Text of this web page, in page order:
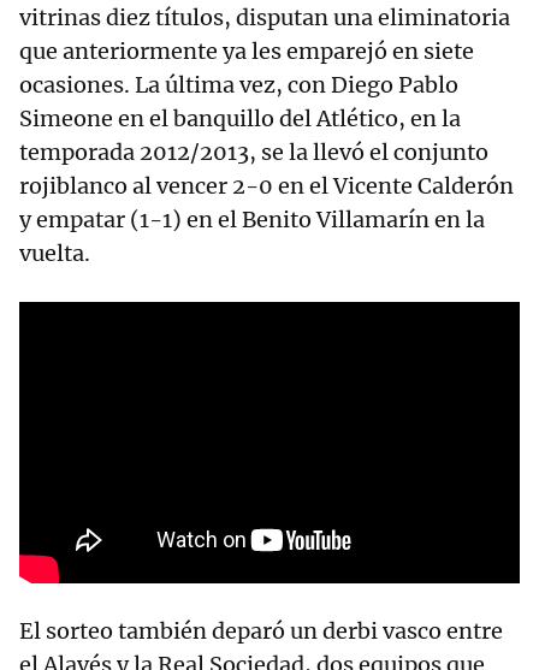
vitrinas diez títulos, disputan una eliminatoria
que anteriormente ya les emparejó en siete
ocasiones. La última vez, con Diego Pablo
Simeone en el banquillo del Atlético, en la
temporada 2012/2013, se la llevó el conjunto
rojiblanco al vencer 2-0 en el Vicente Calderón
y empatar (1-1) en el Benito Villamarín en la
vuelta.
El sorteo también deparó un derbi vasco entre